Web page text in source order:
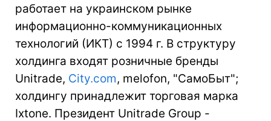
работает на украинском рынке
информационно-коммуникационных
технологий (ИКТ) с 1994 г. В структуру
холдинга входят розничные бренды
Unitrade, City.com, melofon, "СамоБыт";
холдингу принадлежит торговая марка
Ixtone. Президент Unitrade Group -